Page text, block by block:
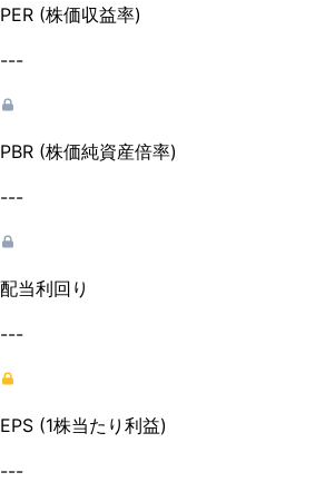
PER (株価収益率)
---
PBR (株価純資産倍率)
---
配当利回り
---
EPS (1株当たり利益)
---